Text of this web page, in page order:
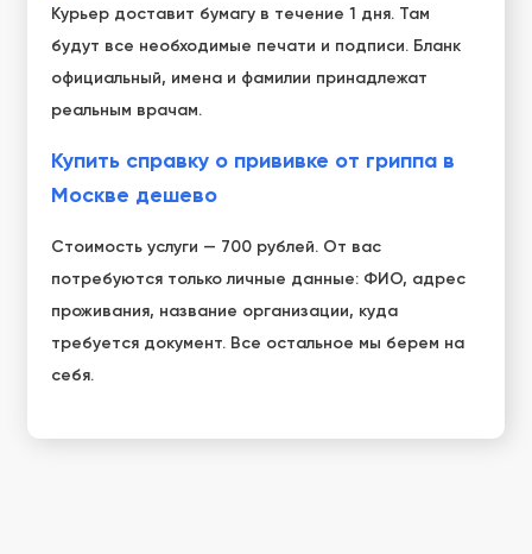
Курьер доставит бумагу в течение 1 дня. Там
будут все необходимые печати и подписи. Бланк
официальный, имена и фамилии принадлежат
реальным врачам.
Купить справку о прививке от гриппа в
Москве дешево
Стоимость услуги — 700 рублей. От вас
потребуются только личные данные: ФИО, адрес
проживания, название организации, куда
требуется документ. Все остальное мы берем на
себя.